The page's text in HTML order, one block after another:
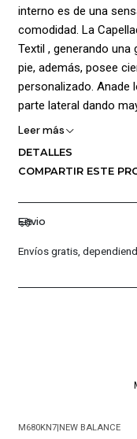
interno es de una
comodidad. La
Textil , generando una
pie, además, posee
personalizado. Anade
parte lateral dando
fabricada en material
Leer más
DETALLES
COMPARTIR ESTE
Envio
Envíos gratis,
M680KN7|NEW BALANCE